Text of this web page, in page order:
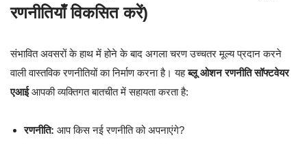
रणनीतियाँ विकसित करें)
संभावित अवसरों के हाथ में होने के बाद अगला चरण उच्चतर मूल्य प्रदान करने
वाली वास्तविक रणनीतियों का निर्माण करना है। यहब्लू ओशन रणनीति सॉफ्टवेयर
एआईआपकी व्यक्तिगत बातचीत में सहायता करता है:
रणनीति: आप किस नई रणनीति को अपनाएंगे?